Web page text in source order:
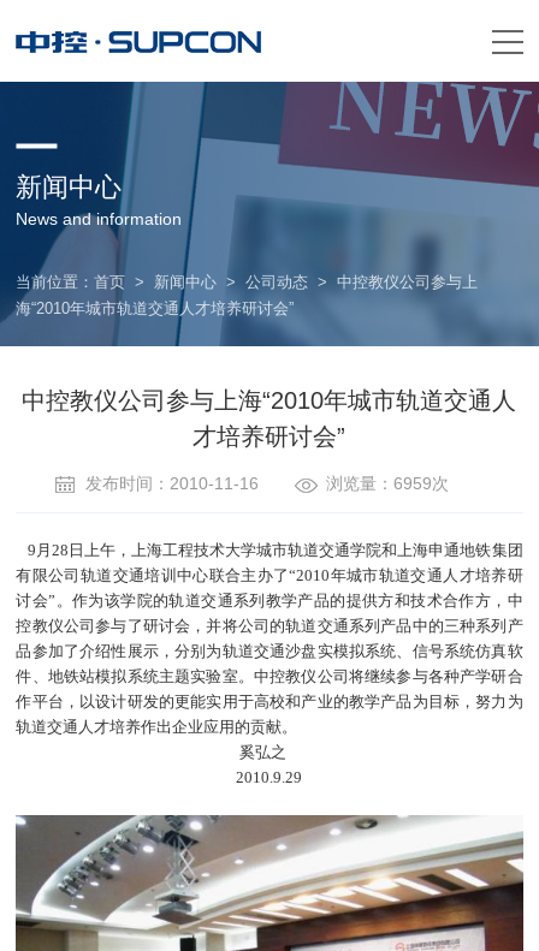
新闻中心
News and information
当前位置：首页 > 新闻中心 >公司动态 >中控教仪公司参与上
海“2010年城市轨道交通人才培养研讨会”
中控教仪公司参与上海“2010年城市轨道交通人
才培养研讨会”
发布时间：2010-11-16 浏览量：6959次
9月28日上午，上海工程技术大学城市轨道交通学院和上海申通地铁集团
有限公司轨道交通培训中心联合主办了“2010年城市轨道交通人才培养研
讨会”。作为该学院的轨道交通系列教学产品的提供方和技术合作方，中
控教仪公司参与了研讨会，并将公司的轨道交通系列产品中的三种系列产
品参加了介绍性展示，分别为轨道交通沙盘实模拟系统、信号系统仿真软
件、地铁站模拟系统主题实验室。中控教仪公司将继续参与各种产学研合
作平台，以设计研发的更能实用于高校和产业的教学产品为目标，努力为
轨道交通人才培养作出企业应用的贡献。
奚弘之
2010.9.29